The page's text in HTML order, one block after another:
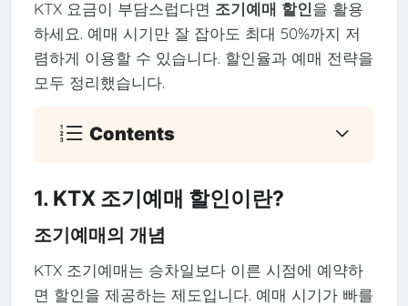
KTX 요금이 부담스럽다면 조기예매 할인을 활용
하세요. 예매 시기만 잘 잡아도 최대 50%까지 저
렴하게 이용할 수 있습니다. 할인율과 예매 전략을
모두 정리했습니다.
Contents
1. KTX 조기예매 할인이란?
조기예매의 개념
KTX 조기예매는 승차일보다 이른 시점에 예약하
면 할인을 제공하는 제도입니다. 예매 시기가 빠를